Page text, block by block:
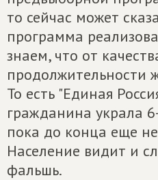
то сейчас может
программа
знаем, что от
продолжительности
То есть "Единая
гражданина украла
пока до конца еще
Население видит и
фальшь.